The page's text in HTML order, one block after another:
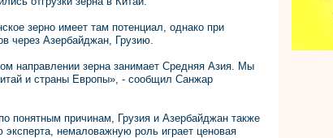
зерно имеет там потенциал, однако при
через Азербайджан, Грузию.
направлении зерна занимает Средняя Азия. Мы
и страны Европы», - сообщил Санжар
понятным причинам, Грузия и Азербайджан также
немаловажную роль играет ценовая